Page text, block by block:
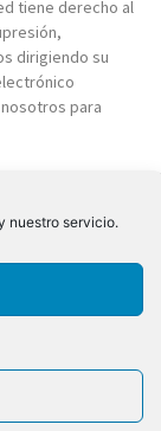
nuestro servicio.
tiene derecho al
dirigiendo su
nosotros para